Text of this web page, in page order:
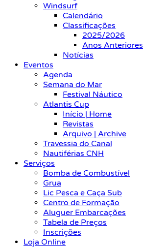
Windsurf
Calendário
Classificações
2025/2026
Anos Anteriores
Notícias
Eventos
Agenda
Semana do Mar
Festival Náutico
Atlantis Cup
Início | Home
Revistas
Arquivo | Archive
Travessia do Canal
Nautiférias CNH
Serviços
Bomba de Combustível
Grua
Lic Pesca e Caça Sub
Centro de Formação
Aluguer Embarcações
Tabela de Preços
Inscrições
Loja Online